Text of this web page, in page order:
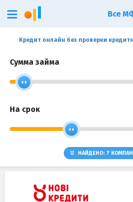
Кредит онлайн без проверки
Сумма займа
На срок
НАЙДЕНО: 7
Все